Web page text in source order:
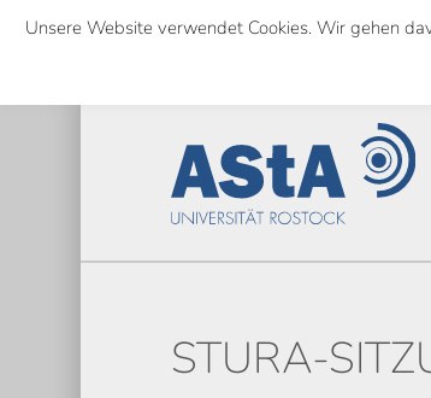
Skip
content
STURA-
Unsere Website verwendet Cookies. Wir gehen